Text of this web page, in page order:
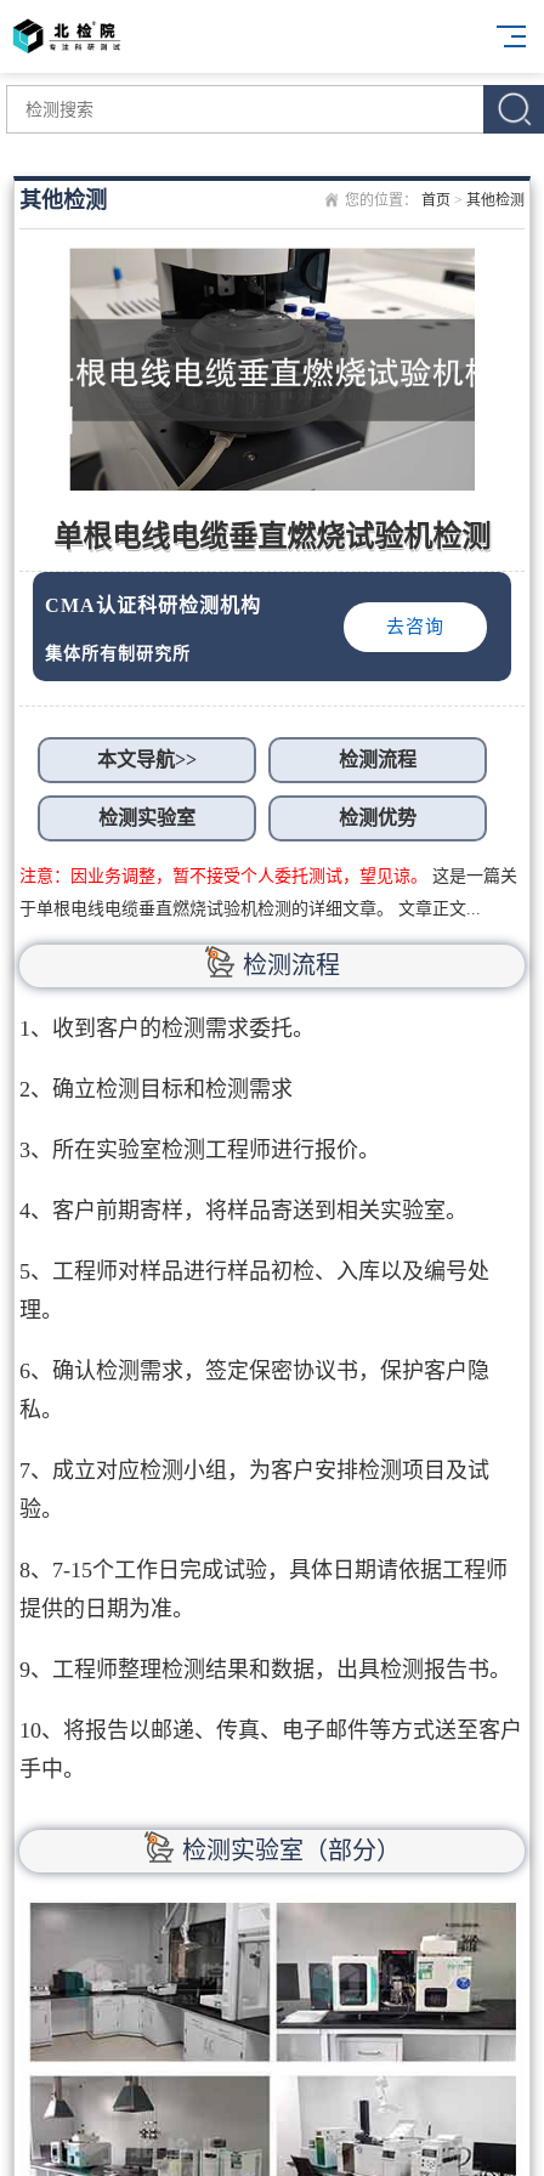
您的位置： 首页 > 其他检测
其他检测
单根电线电缆垂直燃烧试验机检测
CMA认证科研检测机构
集体所有制研究所
去咨询
本文导航>> 检测流程
检测实验室 检测优势
注意：因业务调整，暂不接受个人委托测试，望见谅。
这是一篇关
于单根电线电缆垂直燃烧试验机检测的详细文章。 文章正文...
检测流程
1、收到客户的检测需求委托。
2、确立检测目标和检测需求
3、所在实验室检测工程师进行报价。
4、客户前期寄样，将样品寄送到相关实验室。
5、工程师对样品进行样品初检、入库以及编号处
理。
6、确认检测需求，签定保密协议书，保护客户隐
私。
7、成立对应检测小组，为客户安排检测项目及试
验。
8、7-15个工作日完成试验，具体日期请依据工程师
提供的日期为准。
9、工程师整理检测结果和数据，出具检测报告书。
10、将报告以邮递、传真、电子邮件等方式送至客户
手中。
检测实验室（部分）